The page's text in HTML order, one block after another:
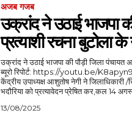
अजब गजब
उक्रांद ने उठाई भाजपा
प्रत्याशी रचना बुटोला
उक्रांद ने उठाई भाजपा की पौड़ी जिला पंचायत
ब्यूरो रिपोर्ट: https://youtu.be/K8apyn9P0y8?si=4gxcSkgJha7sVWz1 उत्तराखंड क्रांति दल के
केंद्रीय उपाध्यक्ष आशुतोष नेगी ने जिलाधिकारी /
भदौरिया को प्रत्यावेदन प्रेषित कर,कल 14
13/08/2025